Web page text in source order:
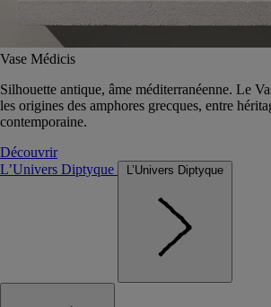
Vase Médicis
Silhouette antique, âme méditerranéenne. Le
les origines des amphores grecques, entre
contemporaine.
Découvrir
L’Univers Diptyque
L’Univers Diptyque